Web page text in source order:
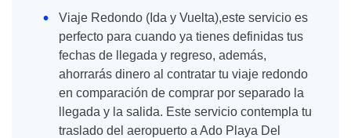
Viaje Redondo (Ida y Vuelta),este servicio es
perfecto para cuando ya tienes definidas tus
fechas de llegada y regreso, además,
ahorrarás dinero al contratar tu viaje redondo
en comparación de comprar por separado la
llegada y la salida. Este servicio contempla tu
traslado del aeropuerto a Ado Playa Del